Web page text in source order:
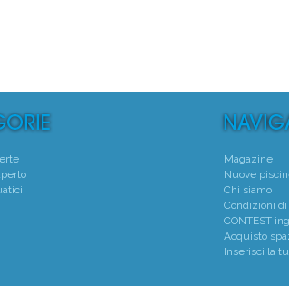
Magazine
Nuove
Chi siamo
Condizioni
CONTEST
Acquisto
Inserisci la